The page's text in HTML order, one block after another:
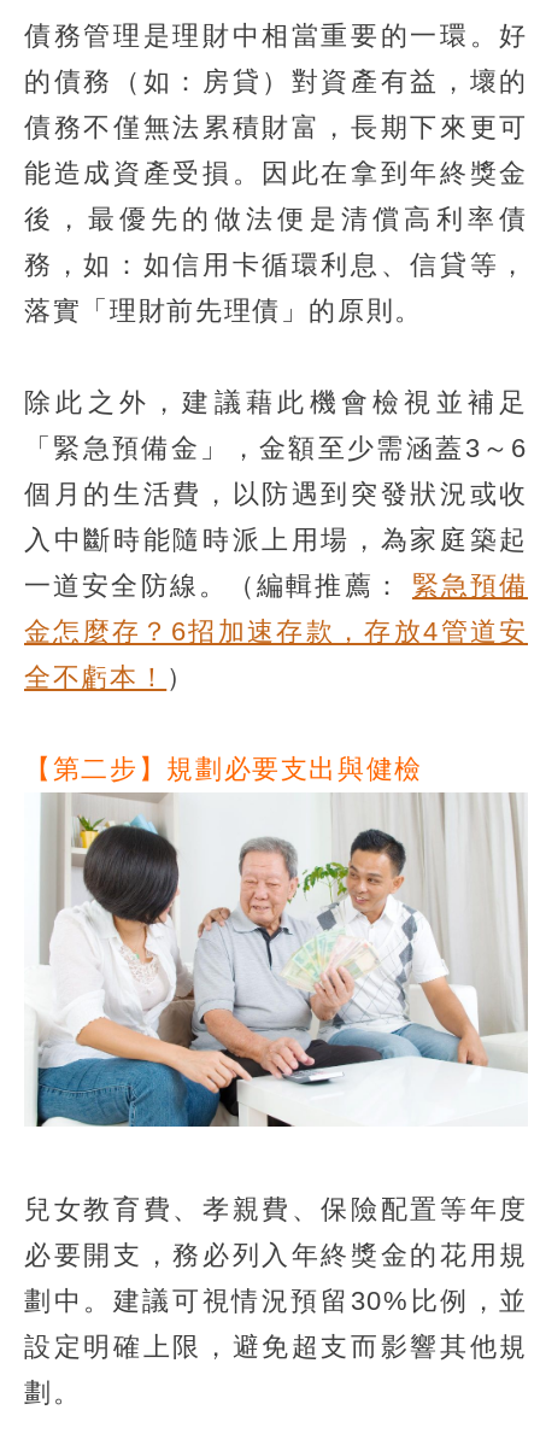
債務管理是理財中相當重要的一環。好
的債務（如：房貸）對資產有益，壞的
債務不僅無法累積財富，長期下來更可
能造成資產受損。因此在拿到年終獎金
後，最優先的做法便是清償高利率債
務，如：如信用卡循環利息、信貸等，
落實「理財前先理債」的原則。
除此之外，建議藉此機會檢視並補足
「緊急預備金」，金額至少需涵蓋3～6
個月的生活費，以防遇到突發狀況或收
入中斷時能隨時派上用場，為家庭築起
一道安全防線。（編輯推薦： 緊急預備
金怎麼存？6招加速存款，存放4管道安
全不虧本！ ）
【第二步】規劃必要支出與健檢
兒女教育費、孝親費、保險配置等年度
必要開支，務必列入年終獎金的花用規
劃中。建議可視情況預留30%比例，並
設定明確上限，避免超支而影響其他規
劃。